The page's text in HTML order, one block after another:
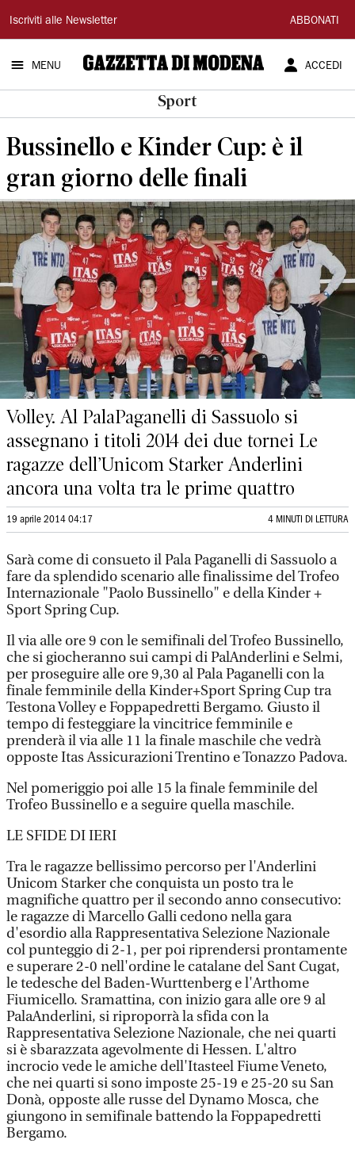
Gazzetta
di
Modena
Iscriviti alle Newsletter ABBONATI
MENU ACCEDI
Sport
Bussinello e Kinder Cup: è il
gran giorno delle finali
Volley. Al PalaPaganelli di Sassuolo si
assegnano i titoli 2014 dei due tornei Le
ragazze dell’Unicom Starker Anderlini
ancora una volta tra le prime quattro
19 aprile 2014 04:17 4 MINUTI DI LETTURA
Sarà come di consueto il Pala Paganelli di Sassuolo a
fare da splendido scenario alle finalissime del Trofeo
Internazionale "Paolo Bussinello" e della Kinder +
Sport Spring Cup.
Il via alle ore 9 con le semifinali del Trofeo Bussinello,
che si giocheranno sui campi di PalAnderlini e Selmi,
per proseguire alle ore 9,30 al Pala Paganelli con la
finale femminile della Kinder+Sport Spring Cup tra
Testona Volley e Foppapedretti Bergamo. Giusto il
tempo di festeggiare la vincitrice femminile e
prenderà il via alle 11 la finale maschile che vedrà
opposte Itas Assicurazioni Trentino e Tonazzo Padova.
Nel pomeriggio poi alle 15 la finale femminile del
Trofeo Bussinello e a seguire quella maschile.
LE SFIDE DI IERI
Tra le ragazze bellissimo percorso per l'Anderlini
Unicom Starker che conquista un posto tra le
magnifiche quattro per il secondo anno consecutivo:
le ragazze di Marcello Galli cedono nella gara
d'esordio alla Rappresentativa Selezione Nazionale
col punteggio di 2-1, per poi riprendersi prontamente
e superare 2-0 nell'ordine le catalane del Sant Cugat,
le tedesche del Baden-Wurttenberg e l'Arthome
Fiumicello. Sramattina, con inizio gara alle ore 9 al
PalaAnderlini, si riproporrà la sfida con la
Rappresentativa Selezione Nazionale, che nei quarti
si è sbarazzata agevolmente di Hessen. L'altro
incrocio vede le amiche dell'Itasteel Fiume Veneto,
che nei quarti si sono imposte 25-19 e 25-20 su San
Donà, opposte alle russe del Dynamo Mosca, che
giungono in semifinale battendo la Foppapedretti
Bergamo.